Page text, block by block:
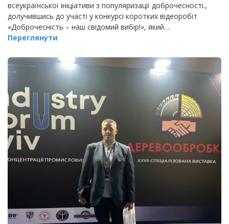
всеукраїнської ініціативи з популяризації доброчесності.,
долучившись до участі у конкурсі коротких відеоробіт
«Доброчесність – наш свідомий вибір!», який…
Переглянути